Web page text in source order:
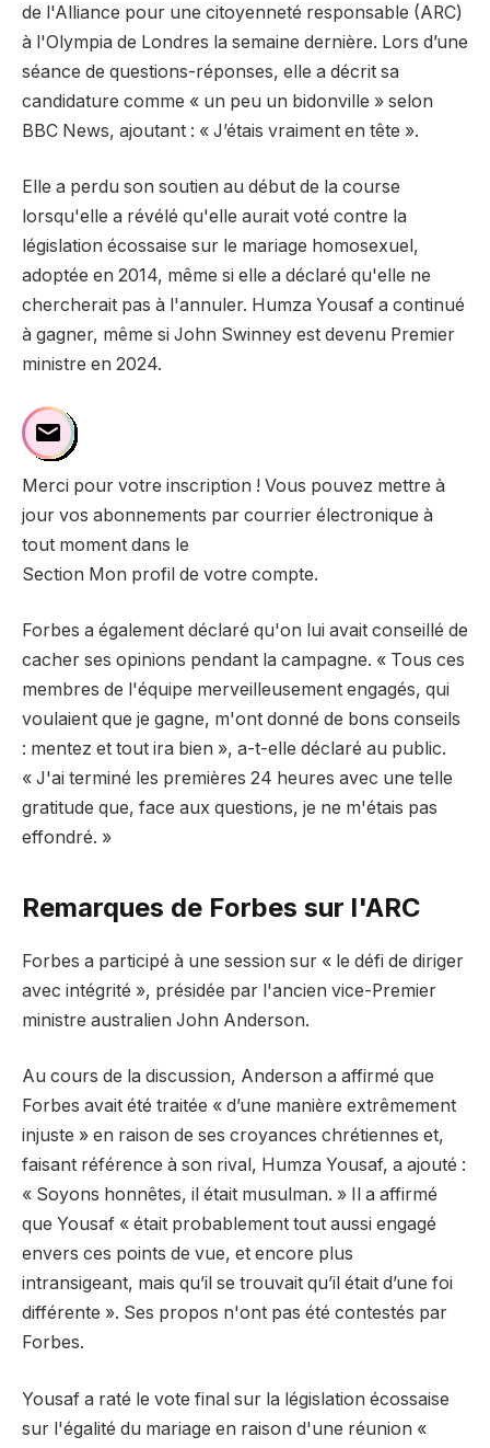
de l'Alliance pour une citoyenneté responsable (ARC)
à l'Olympia de Londres la semaine dernière. Lors d’une
séance de questions-réponses, elle a décrit sa
candidature comme « un peu un bidonville » selon
BBC News, ajoutant : « J’étais vraiment en tête ».
Elle a perdu son soutien au début de la course
lorsqu'elle a révélé qu'elle aurait voté contre la
législation écossaise sur le mariage homosexuel,
adoptée en 2014, même si elle a déclaré qu'elle ne
chercherait pas à l'annuler. Humza Yousaf a continué
à gagner, même si John Swinney est devenu Premier
ministre en 2024.
Merci pour votre inscription ! Vous pouvez mettre à
jour vos abonnements par courrier électronique à
tout moment dans le
Section Mon profil de votre compte.
Forbes a également déclaré qu'on lui avait conseillé de
cacher ses opinions pendant la campagne. « Tous ces
membres de l'équipe merveilleusement engagés, qui
voulaient que je gagne, m'ont donné de bons conseils
: mentez et tout ira bien », a-t-elle déclaré au public.
« J'ai terminé les premières 24 heures avec une telle
gratitude que, face aux questions, je ne m'étais pas
effondré. »
Remarques de Forbes sur l'ARC
Forbes a participé à une session sur « le défi de diriger
avec intégrité », présidée par l'ancien vice-Premier
ministre australien John Anderson.
Au cours de la discussion, Anderson a affirmé que
Forbes avait été traitée « d’une manière extrêmement
injuste » en raison de ses croyances chrétiennes et,
faisant référence à son rival, Humza Yousaf, a ajouté :
« Soyons honnêtes, il était musulman. » Il a affirmé
que Yousaf « était probablement tout aussi engagé
envers ces points de vue, et encore plus
intransigeant, mais qu’il se trouvait qu’il était d’une foi
différente ». Ses propos n'ont pas été contestés par
Forbes.
Yousaf a raté le vote final sur la législation écossaise
sur l'égalité du mariage en raison d'une réunion «